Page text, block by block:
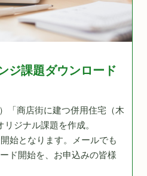
ジ課題ダウンロード
「商店街に建つ併用住宅（木
ジナル課題を作成。
始となります。メールでも
ド開始を、お申込みの皆様